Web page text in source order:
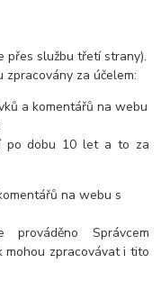
přes službu třetí strany).
za účelem:
a komentářů na webu
po dobu 10 leta to za
na webu s
Správcem
mohou zpracovávat i tito